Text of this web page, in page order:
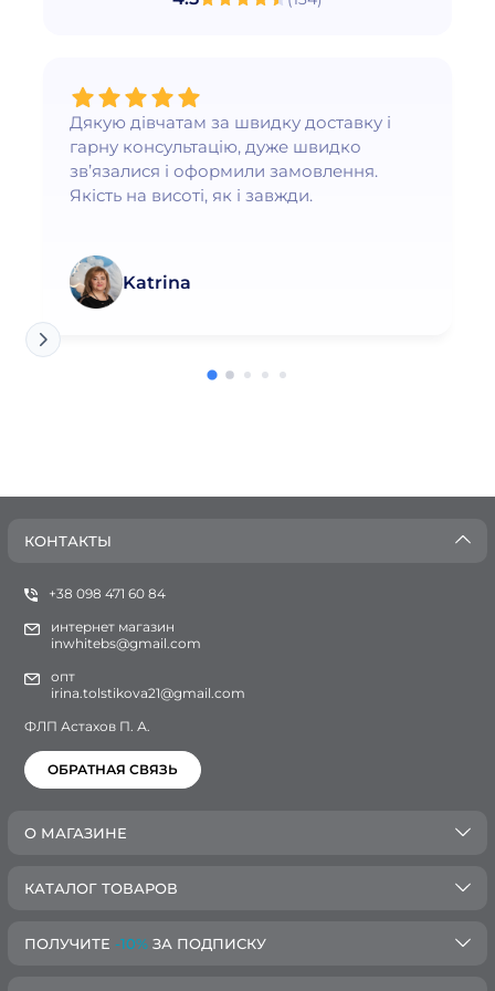
Дякую дівчатам за швидку доставку і
гарну консультацію, дуже швидко
зв’язалися і оформили замовлення.
Якість на висоті, як і завжди.
Katrina
КОНТАКТЫ
+38 098 471 60 84
интернет магазин
inwhitebs@gmail.com
опт
irina.tolstikova21@gmail.com
ФЛП Астахов П. А.
ОБРАТНАЯ СВЯЗЬ
О МАГАЗИНЕ
КАТАЛОГ ТОВАРОВ
ПОЛУЧИТЕ -10% ЗА ПОДПИСКУ